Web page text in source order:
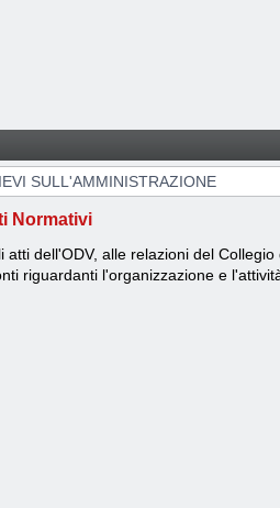
SULL'AMMINISTRAZIONE
Normativi
atti dell'ODV, alle relazioni del
riguardanti l'organizzazione e